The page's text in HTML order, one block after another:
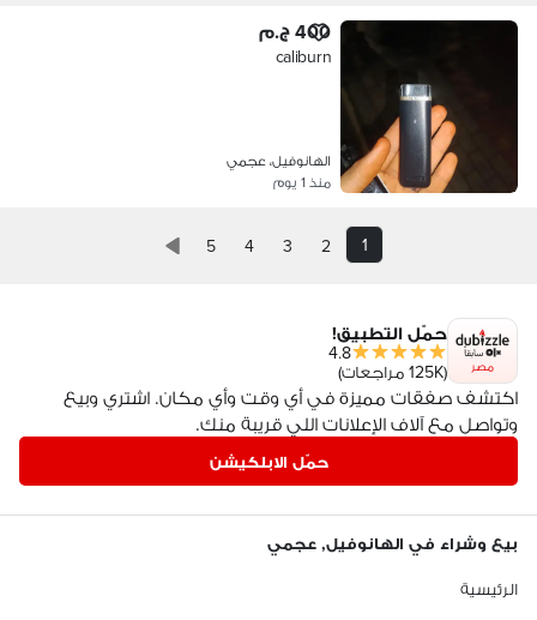
400 ج.م
caliburn
الهانوفيل، عجمي
منذ 1 يوم
1
2
3
4
5
مصر
حمّل التطبيق!
4.8
(125K مراجعات)
اكتشف صفقات مميزة في أي وقت وأي مكان. اشتري وبيع
وتواصل مع آلاف الإعلانات اللي قريبة منك.
حمّل الابلكيشن
بيع وشراء في الهانوفيل, عجمي
الرئيسية